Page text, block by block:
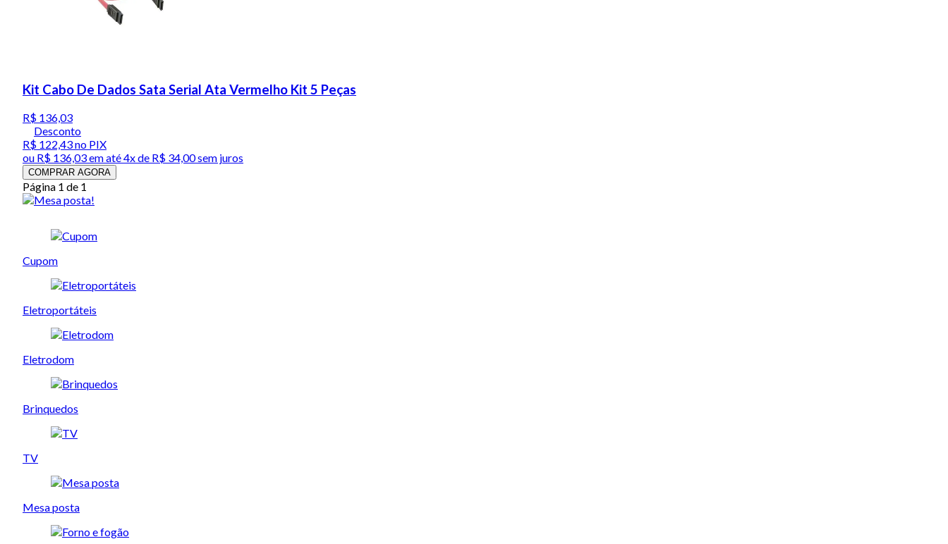
Kit Cabo De Dados Sata Serial Ata Vermelho Kit 5 Peças
R$ 136,03
Desconto
R$ 122,43no PIX
ou R$ 136,03em até4x de R$ 34,00 sem juros
COMPRAR AGORA
Página 1 de 1
Cupom
Eletroportáteis
Eletrodom
Brinquedos
TV
Mesa posta